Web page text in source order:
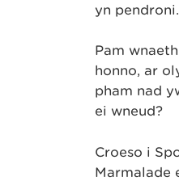
yn
Pam
honno, ar
pham nad
ei wneud?
Croeso i
Marmalade